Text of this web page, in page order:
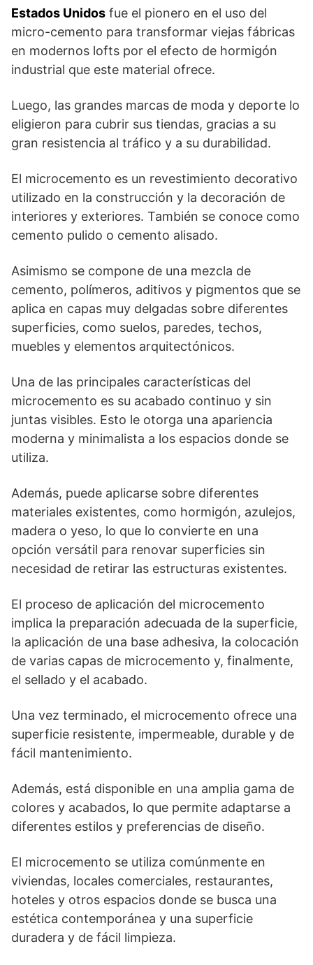
Estados Unidos fue el pionero en el uso del
micro-cemento para transformar viejas fábricas
en modernos lofts por el efecto de hormigón
industrial que este material ofrece.
Luego, las grandes marcas de moda y deporte lo
eligieron para cubrir sus tiendas, gracias a su
gran resistencia al tráfico y a su durabilidad.
El microcemento es un revestimiento decorativo
utilizado en la construcción y la decoración de
interiores y exteriores. También se conoce como
cemento pulido o cemento alisado.
Asimismo se compone de una mezcla de
cemento, polímeros, aditivos y pigmentos que se
aplica en capas muy delgadas sobre diferentes
superficies, como suelos, paredes, techos,
muebles y elementos arquitectónicos.
Una de las principales características del
microcemento es su acabado continuo y sin
juntas visibles. Esto le otorga una apariencia
moderna y minimalista a los espacios donde se
utiliza.
Además, puede aplicarse sobre diferentes
materiales existentes, como hormigón, azulejos,
madera o yeso, lo que lo convierte en una
opción versátil para renovar superficies sin
necesidad de retirar las estructuras existentes.
El proceso de aplicación del microcemento
implica la preparación adecuada de la superficie,
la aplicación de una base adhesiva, la colocación
de varias capas de microcemento y, finalmente,
el sellado y el acabado.
Una vez terminado, el microcemento ofrece una
superficie resistente, impermeable, durable y de
fácil mantenimiento.
Además, está disponible en una amplia gama de
colores y acabados, lo que permite adaptarse a
diferentes estilos y preferencias de diseño.
El microcemento se utiliza comúnmente en
viviendas, locales comerciales, restaurantes,
hoteles y otros espacios donde se busca una
estética contemporánea y una superficie
duradera y de fácil limpieza.